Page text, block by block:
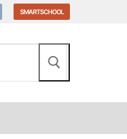
SMARTSCHOOL